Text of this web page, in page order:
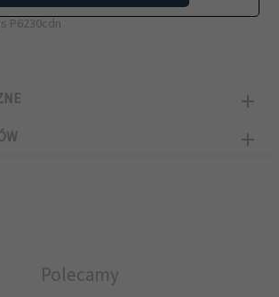
M6230cidn, Kyocera Mita Ecosys M6630cidn,
P6230cdn
Polecamy